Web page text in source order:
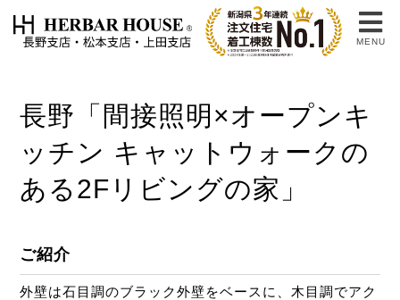
MENU
長野「間接照明×オープンキ
ッチン キャットウォークの
ある2Fリビングの家」
ご紹介
外壁は石目調のブラック外壁をベースに、木目調でアク